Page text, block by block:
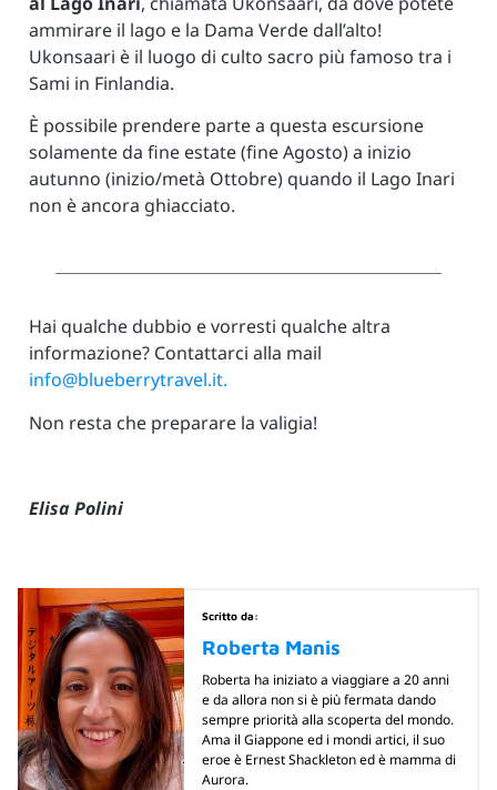
ammirare il lago e la Dama Verde dall’alto!
Ukonsaari è il luogo di culto sacro più famoso tra i
Sami in Finlandia.
È possibile prendere parte a questa escursione
solamente da fine estate (fine Agosto) a inizio
autunno (inizio/metà Ottobre) quando il Lago Inari
non è ancora ghiacciato.
Hai qualche dubbio e vorresti qualche altra
informazione? Contattarci alla mail
info@blueberrytravel.it.
Non resta che preparare la valigia!
Elisa Polini
Scritto da:
Roberta Manis
Roberta ha iniziato a viaggiare a 20 anni
e da allora non si è più fermata dando
sempre priorità alla scoperta del mondo.
Ama il Giappone ed i mondi artici, il suo
eroe è Ernest Shackleton ed è mamma di
Aurora.